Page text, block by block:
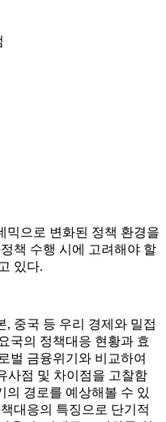
믹으로 변화된 정책 환경을
책 수행 시에 고려해야 할
있다.
, 중국 등 우리 경제와 밀접
국의 정책대응 현황과 효
벌 금융위기와 비교하여
사점 및 차이점을 고찰함
의 경로를 예상해볼 수 있
대응의 특징으로 단기적